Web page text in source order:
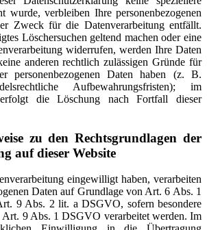
wurde, verbleiben Ihre personenbezogenen
Zweck für die Datenverarbeitung entfällt.
Löschersuchen geltend machen oder eine
widerrufen, werden Ihre Daten
anderen rechtlich zulässigen Gründe für
personenbezogenen Daten haben (z. B.
Aufbewahrungsfristen); im
die Löschung nach Fortfall dieser
zu den Rechtsgrundlagen der
auf dieser Website
eingewilligt haben, verarbeiten
Daten auf Grundlage von Art. 6 Abs. 1
9 Abs. 2 lit. a DSGVO, sofern besondere
Art. 9 Abs. 1 DSGVO verarbeitet werden. Im